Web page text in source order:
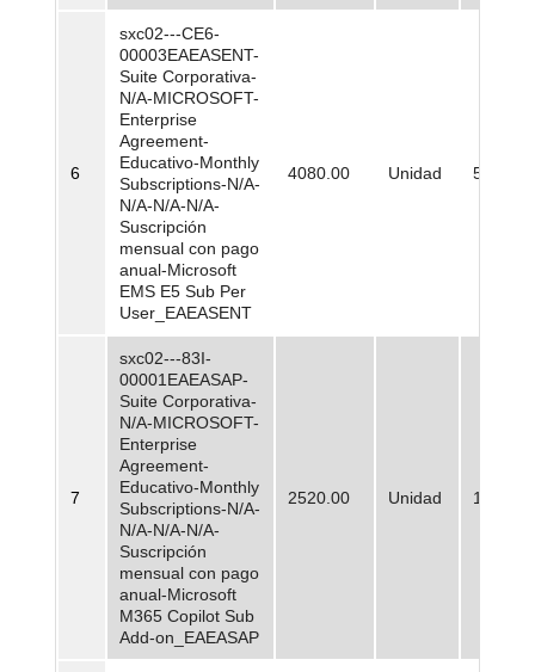
6
sxc02---CE6-
00003EAEASENT-
Suite Corporativa-
N/A-MICROSOFT-
Enterprise
Agreement-
Educativo-Monthly
Subscriptions-N/A-
N/A-N/A-N/A-
Suscripción
mensual con pago
anual-Microsoft
EMS E5 Sub Per
User_EAEASENT
4080.00 Unidad
7
sxc02---83I-
00001EAEASAP-
Suite Corporativa-
N/A-MICROSOFT-
Enterprise
Agreement-
Educativo-Monthly
Subscriptions-N/A-
N/A-N/A-N/A-
Suscripción
mensual con pago
anual-Microsoft
M365 Copilot Sub
Add-on_EAEASAP
2520.00 Unidad